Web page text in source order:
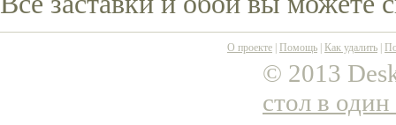
О проекте Помощь Как удалить
© 2013
стол в